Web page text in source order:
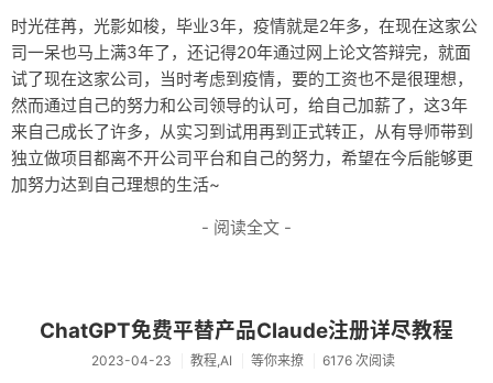
分享
技术
教程
生活
归档
友链
关于
时光荏苒，光影如梭，毕业3年，疫情就是2年多，在现在这家公
司一呆也马上满3年了，还记得20年通过网上论文答辩完，就面
试了现在这家公司，当时考虑到疫情，要的工资也不是很理想，
然而通过自己的努力和公司领导的认可，给自己加薪了，这3年
来自己成长了许多，从实习到试用再到正式转正，从有导师带到
独立做项目都离不开公司平台和自己的努力，希望在今后能够更
加努力达到自己理想的生活~
- 阅读全文 -
ChatGPT免费平替产品Claude注册详尽教程
2023-04-23 教程,AI 等你来撩 6176 次阅读